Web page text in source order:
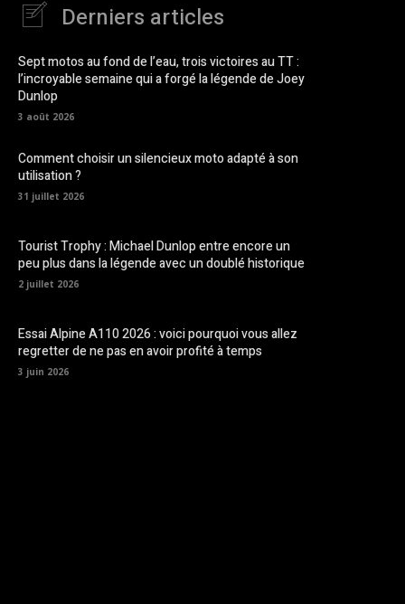
Derniers articles
Sept motos au fond de l’eau, trois victoires au TT :
l’incroyable semaine qui a forgé la légende de Joey
Dunlop
3 août 2026
Comment choisir un silencieux moto adapté à son
utilisation ?
31 juillet 2026
Tourist Trophy : Michael Dunlop entre encore un
peu plus dans la légende avec un doublé historique
2 juillet 2026
Essai Alpine A110 2026 : voici pourquoi vous allez
regretter de ne pas en avoir profité à temps
3 juin 2026